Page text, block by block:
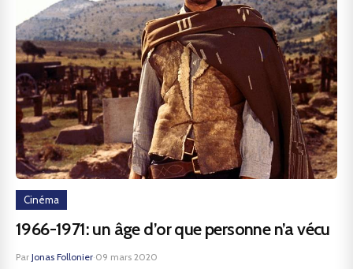
Cinéma
1966-1971: un âge d’or que personne n’a vécu
Par Jonas Follonier·09 mars 2020